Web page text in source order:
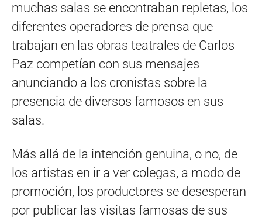
muchas salas se encontraban repletas, los
diferentes operadores de prensa que
trabajan en las obras teatrales de Carlos
Paz competían con sus mensajes
anunciando a los cronistas sobre la
presencia de diversos famosos en sus
salas.
Más allá de la intención genuina, o no, de
los artistas en ir a ver colegas, a modo de
promoción, los productores se desesperan
por publicar las visitas famosas de sus